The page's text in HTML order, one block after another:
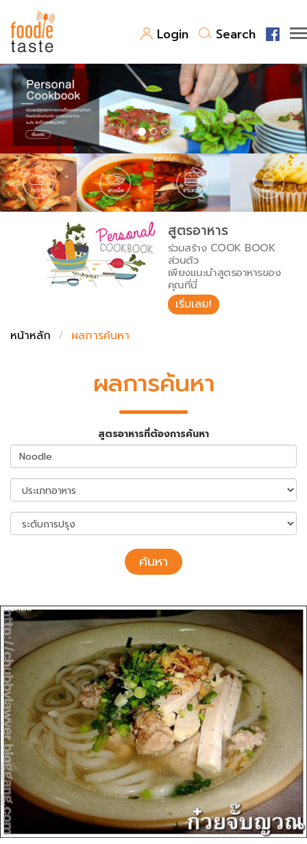
Login Search
สูตรอาหาร
สูตรอาหารล่าสุด
Top Foodie
พาไปชิม
สารพันก้นครัว
เคล็ดลับน่ารู้
เปรียบเทียบหน่วยการตวง
เปรียบเทียบอุณหภูมิ
เปรียบเทียบน้ำหนักวัตถุดิบ
FoodPedia
สร้าง Cookbook
สูตรอาหาร
ร่วมสร้าง COOK BOOK
ส่วนตัว
เพียงแนะนำสูตรอาหารของ
คุณที่นี่
เริ่มเลย!
หน้าหลัก
ผลการค้นหา
ผลการค้นหา
สูตรอาหารที่ต้องการค้นหา
ค้นหา